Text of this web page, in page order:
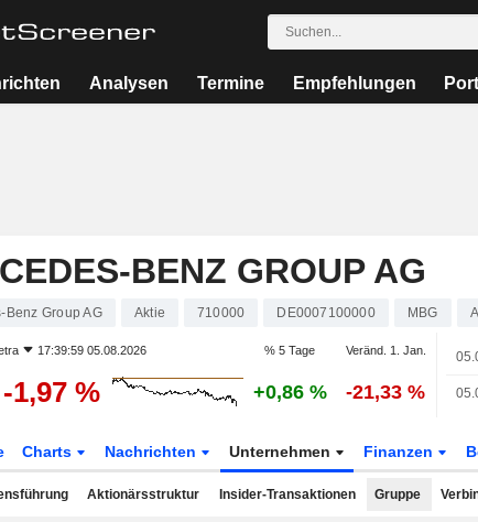
Analysen Termine Empfehlungen
BENZ GROUP AG
Benz Group AG Aktie 710000 DE0007100000 MBG
17:39:59 05.08.2026 % 5 Tage Veränd. 1. Jan.
-1,97 % +0,86 % -21,33 %
Charts Nachrichten Unternehmen Finanzen
Aktionärsstruktur Insider-Transaktionen Gruppe